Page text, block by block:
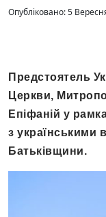
Опубліковано: 5
Предстоятель
Церкви,
Епіфаній у
з українськими
Батьківщини.